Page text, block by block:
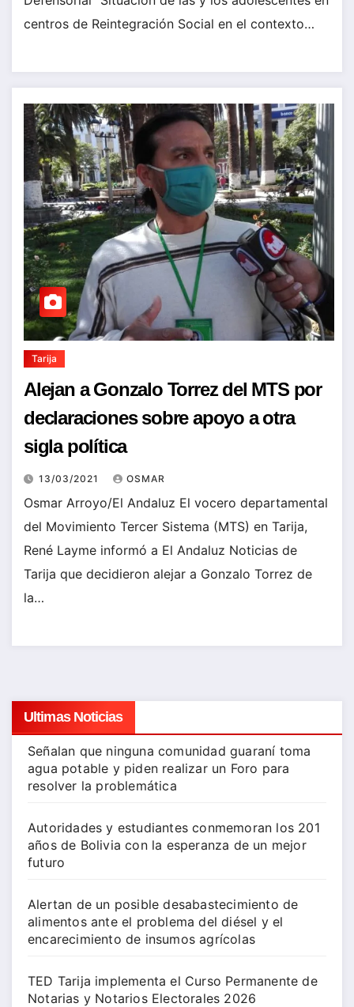
centros de Reintegración Social en el contexto…
Tarija
Alejan a Gonzalo Torrez del MTS por
declaraciones sobre apoyo a otra
sigla política
13/03/2021 OSMAR
Osmar Arroyo/El Andaluz El vocero departamental
del Movimiento Tercer Sistema (MTS) en Tarija,
René Layme informó a El Andaluz Noticias de
Tarija que decidieron alejar a Gonzalo Torrez de
la…
Ultimas Noticias
Señalan que ninguna comunidad guaraní toma
agua potable y piden realizar un Foro para
resolver la problemática
Autoridades y estudiantes conmemoran los 201
años de Bolivia con la esperanza de un mejor
futuro
Alertan de un posible desabastecimiento de
alimentos ante el problema del diésel y el
encarecimiento de insumos agrícolas
TED Tarija implementa el Curso Permanente de
Notarias y Notarios Electorales 2026